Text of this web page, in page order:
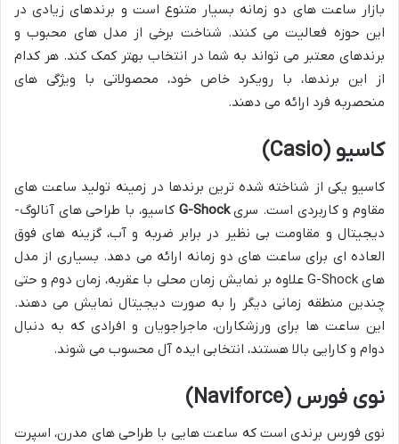
بازار ساعت های دو زمانه بسیار متنوع است و برندهای زیادی در
این حوزه فعالیت می کنند. شناخت برخی از مدل های محبوب و
برندهای معتبر می تواند به شما در انتخاب بهتر کمک کند. هر کدام
از این برندها، با رویکرد خاص خود، محصولاتی با ویژگی های
منحصربه فرد ارائه می دهند.
کاسیو (Casio)
کاسیو یکی از شناخته شده ترین برندها در زمینه تولید ساعت های
مقاوم و کاربردی است. سریG-Shock کاسیو، با طراحی های آنالوگ-
دیجیتال و مقاومت بی نظیر در برابر ضربه و آب، گزینه های فوق
العاده ای برای ساعت های دو زمانه ارائه می دهد. بسیاری از مدل
های G-Shock علاوه بر نمایش زمان محلی با عقربه، زمان دوم و حتی
چندین منطقه زمانی دیگر را به صورت دیجیتال نمایش می دهند.
این ساعت ها برای ورزشکاران، ماجراجویان و افرادی که به دنبال
دوام و کارایی بالا هستند، انتخابی ایده آل محسوب می شوند.
نوی فورس (Naviforce)
نوی فورس برندی است که ساعت هایی با طراحی های مدرن، اسپرت